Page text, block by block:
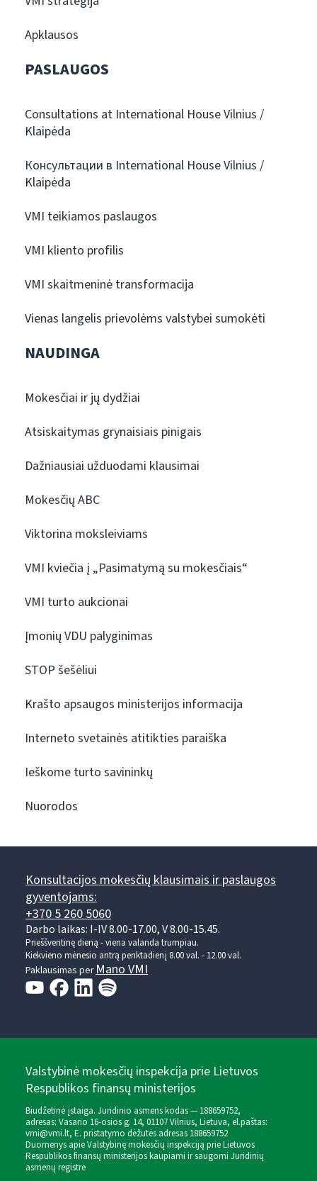
Apklausos
PASLAUGOS
Consultations at International House Vilnius /
Klaipėda
Консультации в International House Vilnius /
Klaipėda
VMI teikiamos paslaugos
VMI kliento profilis
VMI skaitmeninė transformacija
Vienas langelis prievolėms valstybei sumokėti
NAUDINGA
Mokesčiai ir jų dydžiai
Atsiskaitymas grynaisiais pinigais
Dažniausiai užduodami klausimai
Mokesčių ABC
Viktorina moksleiviams
VMI kviečia į „Pasimatymą su mokesčiais“
VMI turto aukcionai
Įmonių VDU palyginimas
STOP šešėliui
Krašto apsaugos ministerijos informacija
Interneto svetainės atitikties paraiška
Ieškome turto savininkų
Nuorodos
Konsultacijos mokesčių klausimais ir paslaugos
gyventojams:
+370 5 260 5060
Darbo laikas: I-IV 8.00-17.00, V 8.00-15.45.
Prieššventinę dieną - viena valanda trumpiau.
Kiekvieno mėnesio antrą penktadienį 8.00 val. - 12.00 val.
Paklausimas perMano VMI
Valstybinė mokesčių inspekcija prie Lietuvos
Respublikos finansų ministerijos
Biudžetinė įstaiga. Juridinio asmens kodas — 188659752,
adresas: Vasario 16-osios g. 14, 01107 Vilnius, Lietuva, el.paštas:
vmi@vmi.lt, E. pristatymo dėžutės adresas 188659752
Duomenys apie Valstybinę mokesčių inspekciją prie Lietuvos
Respublikos finansų ministerijos kaupiami ir saugomi Juridinių
asmenų registre